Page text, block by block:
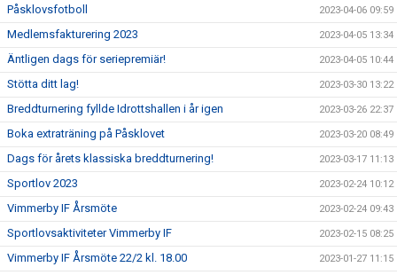
Påsklovsfotboll 2023-04-06 09:59
Medlemsfakturering 2023 2023-04-05 13:34
Äntligen dags för seriepremiär! 2023-04-05 10:44
Stötta ditt lag! 2023-03-30 13:22
Breddturnering fyllde Idrottshallen i år igen 2023-03-26 22:37
Boka extraträning på Påsklovet 2023-03-20 08:49
Dags för årets klassiska breddturnering! 2023-03-17 11:13
Sportlov 2023 2023-02-24 10:12
Vimmerby IF Årsmöte 2023-02-24 09:43
Sportlovsaktiviteter Vimmerby IF 2023-02-15 08:25
Vimmerby IF Årsmöte 22/2 kl. 18.00 2023-01-27 11:15